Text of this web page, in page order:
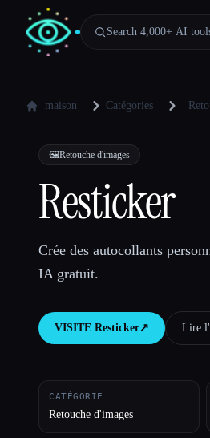
Search 4,000+ AI
maison Catégories
🖼️Retouche d'images
Resticker
Crée des autocollants
IA gratuit.
VISITE Resticker↗︎ Lire
CATÉGORIE
Retouche d'images